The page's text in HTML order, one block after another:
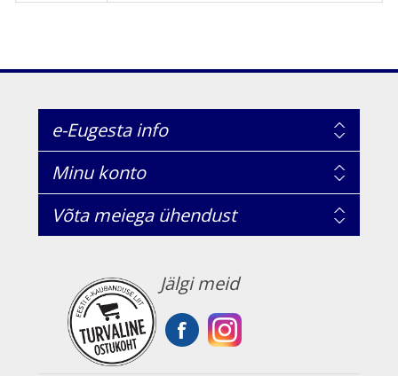
e-Eugesta info
Minu konto
Võta meiega ühendust
Jälgi meid